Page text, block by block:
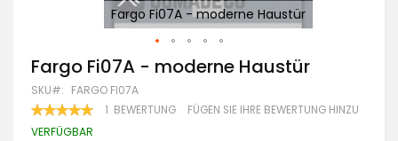
Fargo Fi07A - moderne Haustür
Zum
Anfang
der
Bildgalerie
springen
Fargo Fi07A - moderne Haustür
SKU FARGO FI07A
BEWERTUNG:
100
1 BEWERTUNG FÜGEN SIE IHRE BEWERTUNG HINZU
VERFÜGBAR